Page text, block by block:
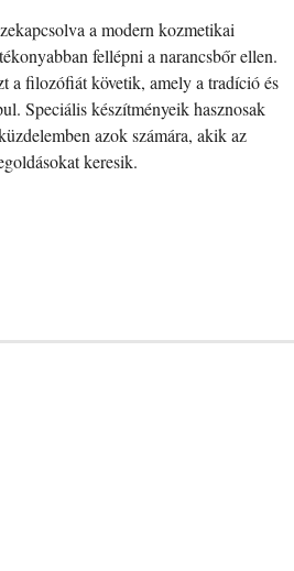
a modern kozmetikai
fellépni a narancsbőr ellen.
a filozófiát követik, amely a tradíció és
Speciális készítményeik hasznosak
azok számára, akik az
keresik.